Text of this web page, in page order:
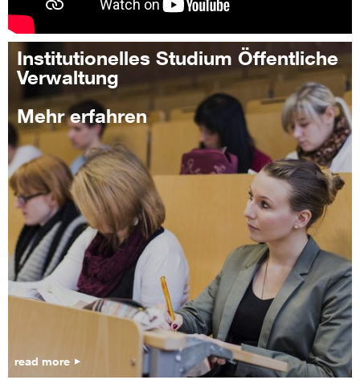
Institutionelles Studium Öffentliche
Verwaltung
Mehr erfahren
read more